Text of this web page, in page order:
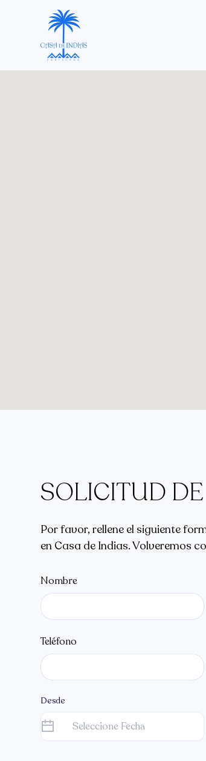
SOLICITUD
Por favor, rellene el siguiente
en Casa de Indias. Volveremos
Nombre
Teléfono
Desde